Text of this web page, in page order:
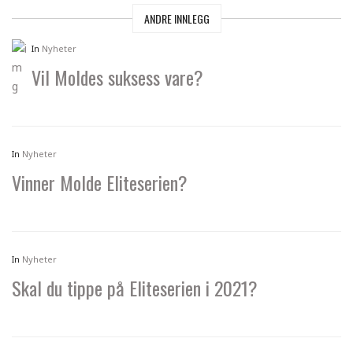
ANDRE INNLEGG
In Nyheter
Vil Moldes suksess vare?
In Nyheter
Vinner Molde Eliteserien?
In Nyheter
Skal du tippe på Eliteserien i 2021?